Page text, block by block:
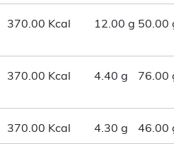
370.00 Kcal 12.00 g 50.00
370.00 Kcal 4.40 g 76.00
370.00 Kcal 4.30 g 46.00